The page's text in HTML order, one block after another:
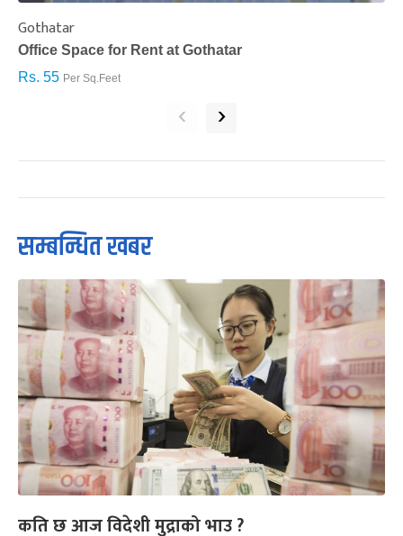
Gothatar
Office Space for Rent at Gothatar
Rs. 55 Per Sq.Feet
‹ ›
सम्बन्धित खबर
कति छ आज विदेशी मुद्राको भाउ ?